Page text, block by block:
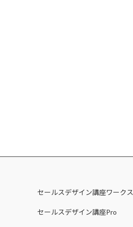
セールスデザイン講座ワークス
セールスデザイン講座Pro